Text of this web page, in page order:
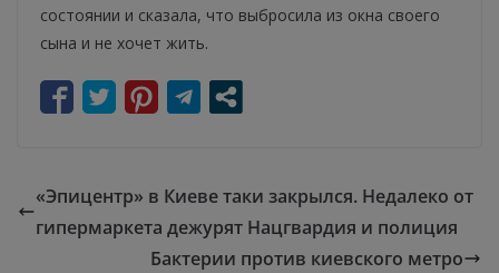
состоянии и сказала, что выбросила из окна своего
сына и не хочет жить.
«Эпицентр» в Киеве таки закрылся. Недалеко от
гипермаркета дежурят Нацгвардия и полиция
Бактерии против киевского метро